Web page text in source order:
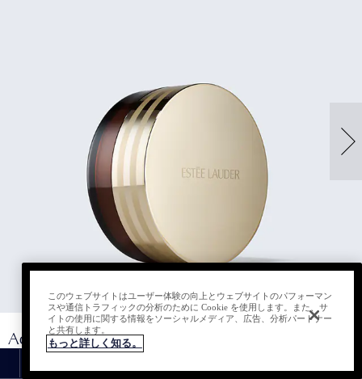
Advanced Night
このウェブサイトはユーザー体験の向上とウェブサイトのパフォーマン
スや通信トラフィックの分析のために Cookie を使用します。また、サ
イトの使用に関する情報をソーシャルメディア、広告、分析パートナー
と共有します。
もっと詳しく知る。